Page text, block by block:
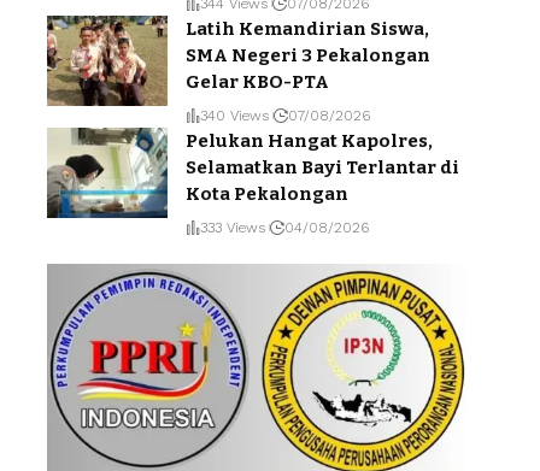
Latih Kemandirian Siswa,
SMA Negeri 3 Pekalongan
Gelar KBO-PTA
340 Views 07/08/2026
Pelukan Hangat Kapolres,
Selamatkan Bayi Terlantar di
Kota Pekalongan
333 Views 04/08/2026